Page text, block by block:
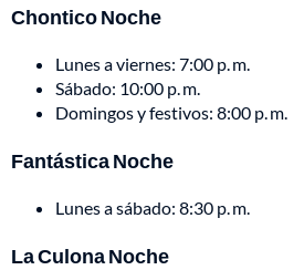
Chontico Noche
Lunes a viernes: 7:00 p. m.
Sábado: 10:00 p. m.
Domingos y festivos: 8:00 p. m.
Fantástica Noche
Lunes a sábado: 8:30 p. m.
La Culona Noche